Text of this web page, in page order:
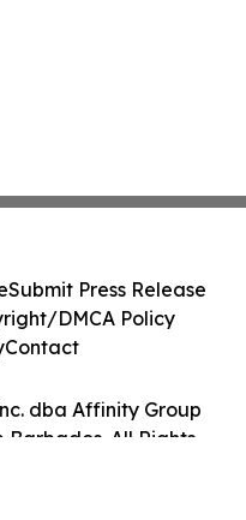
dba Affinity Group
Barbados. All Rights
Submit Press Release
DMCA Policy
Contact